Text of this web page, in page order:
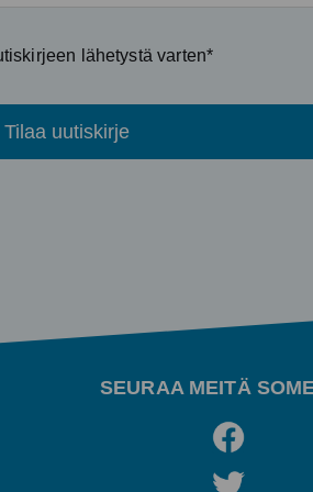
lähetystä varten*
Tilaa uutiskirje
SEURAA MEITÄ